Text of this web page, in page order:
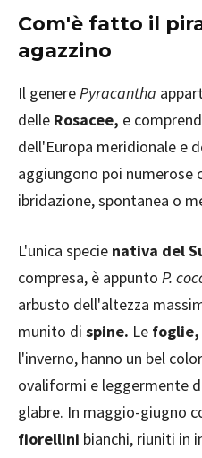
Com'è fatto il
agazzino
Il generePyracantha
delle Rosacee, e
dell'Europa meridionale e
aggiungono poi numerose
ibridazione, spontanea o
L'unica specie nativa del
compresa, è appunto P.
arbusto dell'altezza
munito di spine. Le foglie,
l'inverno, hanno un bel
ovaliformi e leggermente
glabre. In maggio-giugno
fiorellini bianchi, riuniti in